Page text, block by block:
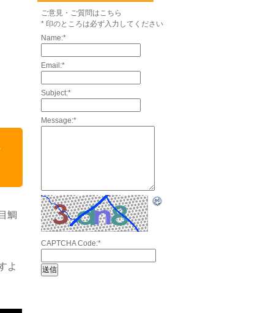
鯛
よ
ご意見・ご質問はこちら
* 印のところは必ず入力してください
Name:*
Email:*
Subject:*
Message:*
CAPTCHA Code:*